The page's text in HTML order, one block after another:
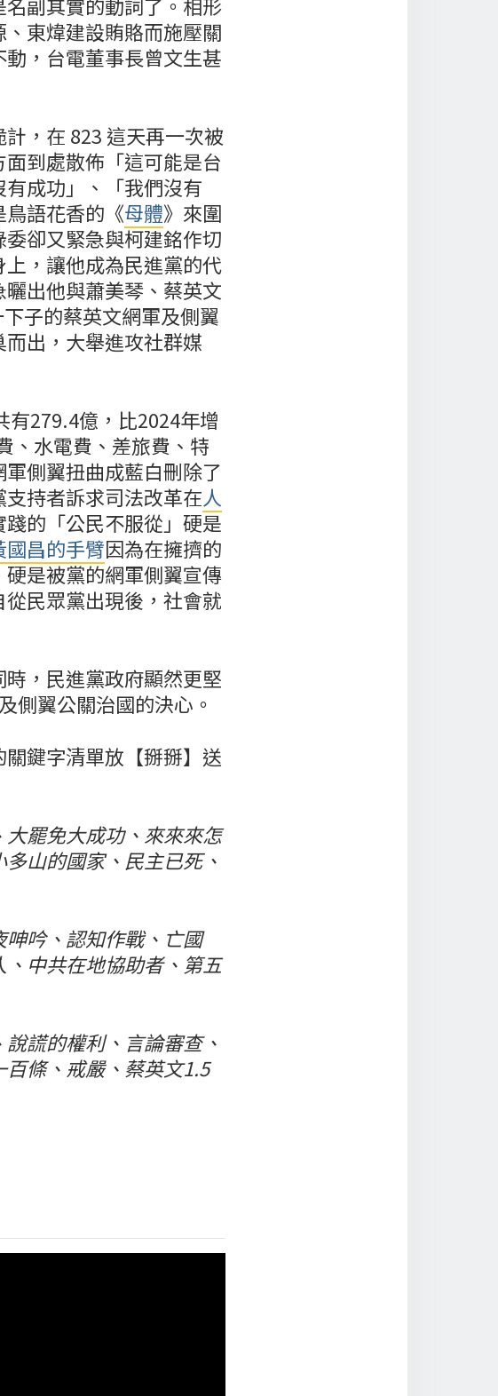
東煒建設賄賂而施壓關
，台電董事長曾文生甚
，在 823 這天再一次被
到處散佈「這可能是台
成功」、「我們沒有
語花香的《母體》來圍
卻又緊急與柯建銘作切
，讓他成為民進黨的代
出他與蕭美琴、蔡英文
子的蔡英文網軍及側翼
出，大舉進攻社群媒
279.4億，比2024年增
、水電費、差旅費、特
側翼扭曲成藍白刪除了
持者訴求司法改革在人
的「公民不服從」硬是
國昌的手臂因為在擁擠的
是被黨的網軍側翼宣傳
民眾黨出現後，社會就
，民進黨政府顯然更堅
側翼公關治國的決心。
鍵字清單放【掰掰】送
罷免大成功、來來來怎
山的國家、民主已死、
吟、認知作戰、亡國
中共在地協助者、第五
謊的權利、言論審查、
條、戒嚴、蔡英文1.5